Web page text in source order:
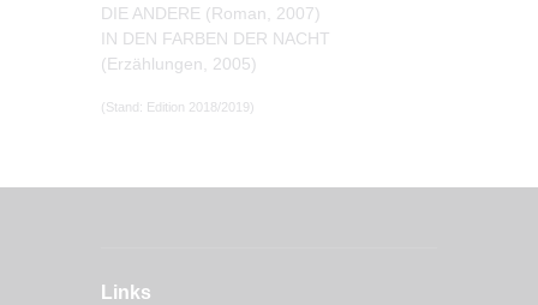
DIE ANDERE (Roman, 2007)
IN DEN FARBEN DER NACHT
(Erzählungen, 2005)
(Stand: Edition 2018/2019)
Links